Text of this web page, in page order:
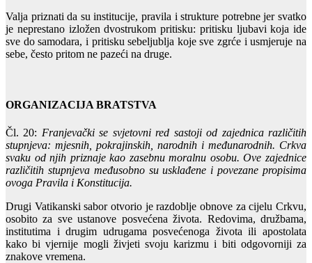
Valja priznati da su institucije, pravila i strukture potrebne jer svatko
je neprestano izložen dvostrukom pritisku: pritisku ljubavi koja ide
sve do samodara, i pritisku sebeljublja koje sve zgrće i usmjeruje na
sebe, često pritom ne pazeći na druge.
ORGANIZACIJA BRATSTVA
Čl. 20: Franjevački se svjetovni red sastoji od zajednica različitih
stupnjeva: mjesnih, pokrajinskih, narodnih i međunarodnih. Crkva
svaku od njih priznaje kao zasebnu moralnu osobu. Ove zajednice
različitih stupnjeva međusobno su usklađene i povezane propisima
ovoga Pravila i Konstitucija.
Drugi Vatikanski sabor otvorio je razdoblje obnove za cijelu Crkvu,
osobito za sve ustanove posvećena života. Redovima, družbama,
institutima i drugim udrugama posvećenoga života ili apostolata
kako bi vjernije mogli živjeti svoju karizmu i biti odgovorniji za
znakove vremena.